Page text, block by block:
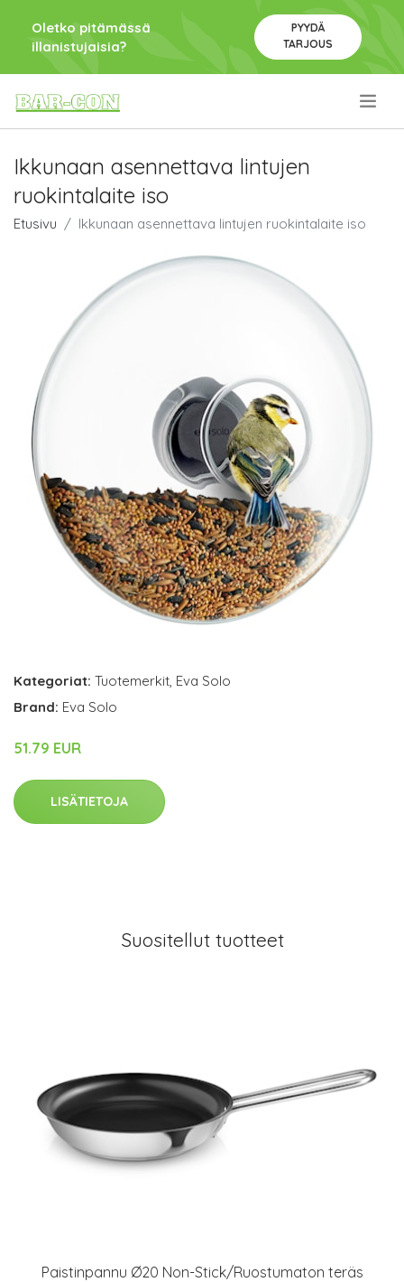
Oletko pitämässä
illanistujaisia?
PYYDÄ
TARJOUS
Ikkunaan asennettava lintujen
ruokintalaite iso
Etusivu Ikkunaan asennettava lintujen ruokintalaite iso
Kategoriat: Tuotemerkit, Eva Solo
Brand: Eva Solo
51.79 EUR
LISÄTIETOJA
Suositellut tuotteet
Paistinpannu Ø20 Non-Stick/Ruostumaton teräs